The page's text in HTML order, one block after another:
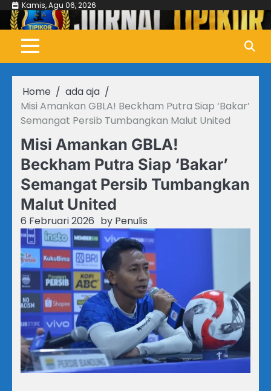
Skip
content
Kamis, Agu 06, 2026
Home
ada aja
Misi Amankan GBLA! Beckham Putra Siap ‘Bakar’
Semangat Persib Tumbangkan Malut United
Misi Amankan GBLA!
Beckham Putra Siap ‘Bakar’
Semangat Persib Tumbangkan
Malut United
6 Februari 2026 by Penulis